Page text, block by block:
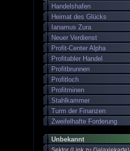
Handelshafen
Heimat des Glücks
Ianamus Zura
Neuer Verdienst
Profit-Center Alpha
Profitabler Handel
Profitbrunnen
Profitloch
Profitminen
Stahlkammer
Turm der Finanzen
Zweifelhafte Forderung
Unbekannt